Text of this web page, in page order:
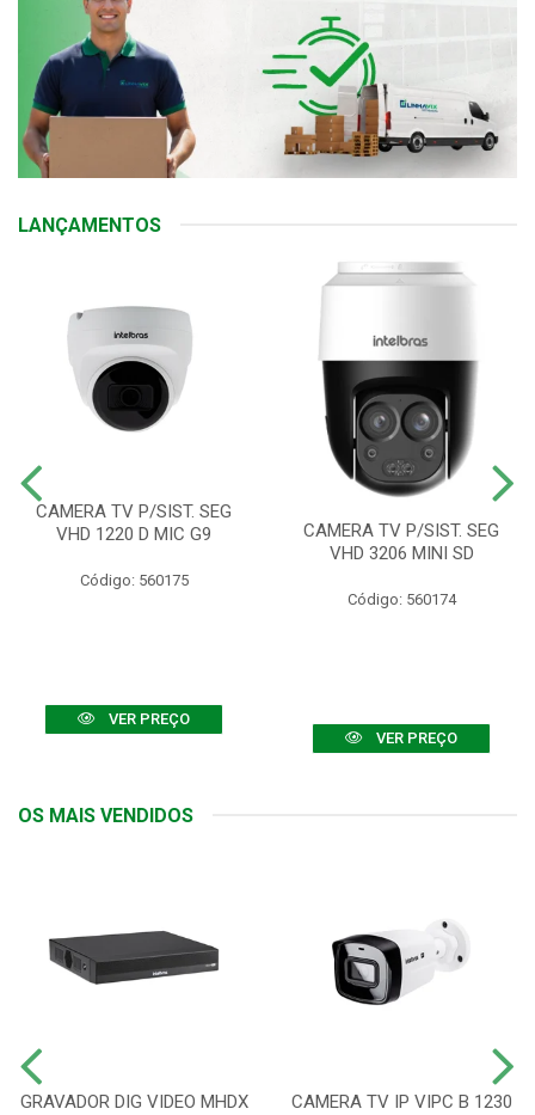
LANÇAMENTOS
CAMERA TV P/SIST. SEG
VHD 1220 D MIC G9
Código: 560175
VER PREÇO
CAMERA TV P/SIST. SEG
VHD 3206 MINI SD
Código: 560174
VER PREÇO
OS MAIS VENDIDOS
GRAVADOR DIG VIDEO MHDX
CAMERA TV IP VIPC B 1230